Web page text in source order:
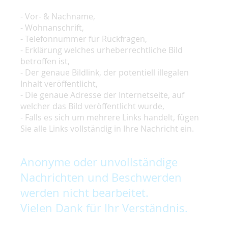
- Vor- & Nachname,
- Wohnanschrift,
- Telefonnummer für Rückfragen,
- Erklärung welches urheberrechtliche Bild
betroffen ist,
- Der genaue Bildlink, der potentiell illegalen
Inhalt veröffentlicht,
- Die genaue Adresse der Internetseite, auf
welcher das Bild veröffentlicht wurde,
- Falls es sich um mehrere Links handelt, fügen
Sie alle Links vollständig in Ihre Nachricht ein.
Anonyme oder unvollständige
Nachrichten und Beschwerden
werden nicht bearbeitet.
Vielen Dank für Ihr Verständnis.